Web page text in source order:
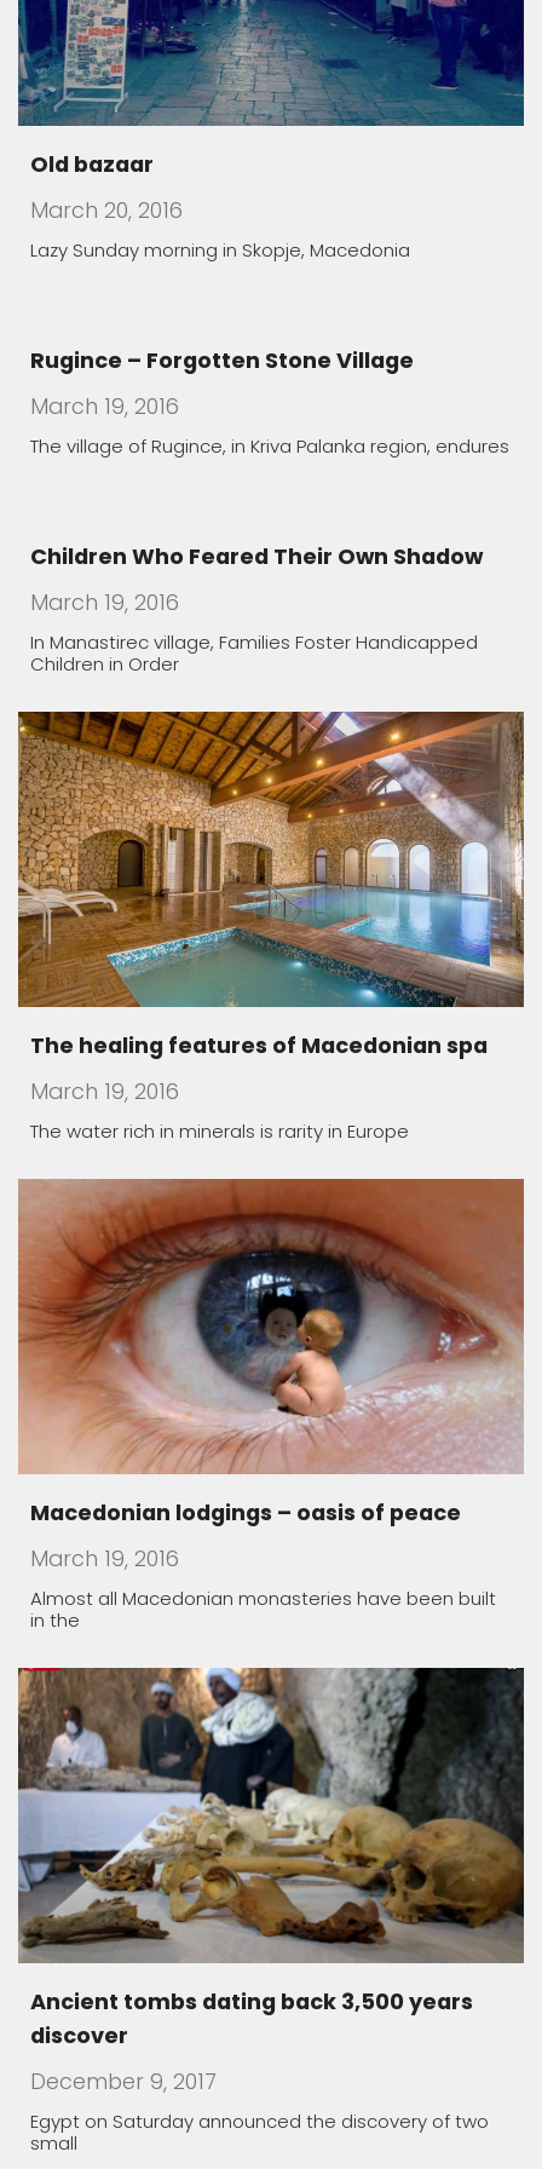
Lazy Sunday morning in Skopje, Macedonia
March 19, 2016
The village of Rugince, in Kriva Palanka region, endures
In Manastirec village, Families Foster Handicapped
Children in Order
March 19, 2016
The water rich in minerals is rarity in Europe
Almost all Macedonian monasteries have been built
in the
discover
Egypt on Saturday announced the discovery of two
small